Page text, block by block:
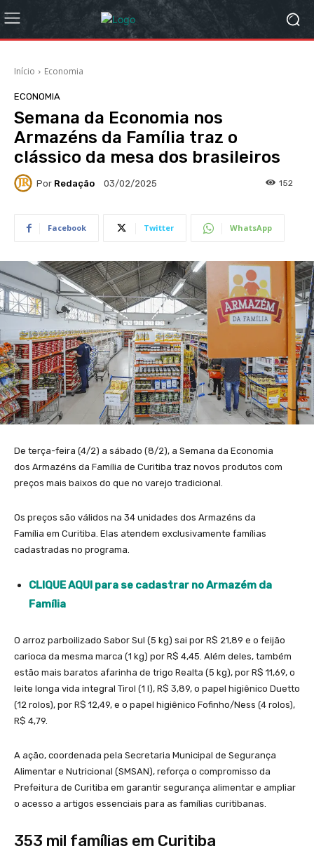
Início Economia
ECONOMIA
Semana da Economia nos
Armazéns da Família traz o
clássico da mesa dos brasileiros
Por Redação 03/02/2025 152
Facebook Twitter WhatsApp
De terça-feira (4/2) a sábado (8/2), a Semana da Economia
dos Armazéns da Família de Curitiba traz novos produtos com
preços mais baixos do que no varejo tradicional.
Os preços são válidos na 34 unidades dos Armazéns da
Família em Curitiba. Elas atendem exclusivamente famílias
cadastradas no programa.
CLIQUE AQUI para se cadastrar no Armazém da
Família
O arroz parboilizado Sabor Sul (5 kg) sai por R$ 21,89 e o feijão
carioca da mesma marca (1 kg) por R$ 4,45. Além deles, também
estão mais baratos afarinha de trigo Realta (5 kg), por R$ 11,69, o
leite longa vida integral Tirol (1 l), R$ 3,89, o papel higiênico Duetto
(12 rolos), por R$ 12,49, e o papel higiênico Fofinho/Ness (4 rolos),
R$ 4,79.
A ação, coordenada pela Secretaria Municipal de Segurança
Alimentar e Nutricional (SMSAN), reforça o compromisso da
Prefeitura de Curitiba em garantir segurança alimentar e ampliar
o acesso a artigos essenciais para as famílias curitibanas.
353 mil famílias em Curitiba